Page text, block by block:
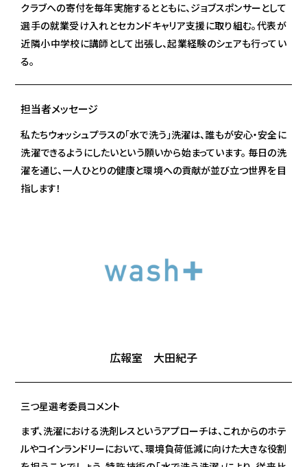
クラブへの寄付を毎年実施するとともに、ジョブスポンサーとして
選手の就業受け入れとセカンドキャリア支援に取り組む。代表が
近隣小中学校に講師として出張し、起業経験のシェアも行ってい
る。
担当者メッセージ
私たちウォッシュプラスの「水で洗う」洗濯は、誰もが安心・安全に
洗濯できるようにしたいという願いから始まっています。 毎日の洗
濯を通じ、一人ひとりの健康と環境への貢献が並び立つ世界を目
指します！
広報室 大田紀子
三つ星選考委員コメント
まず、洗濯における洗剤レスというアプローチは、これからのホテ
ルやコインランドリーにおいて、環境負荷低減に向けた大きな役割